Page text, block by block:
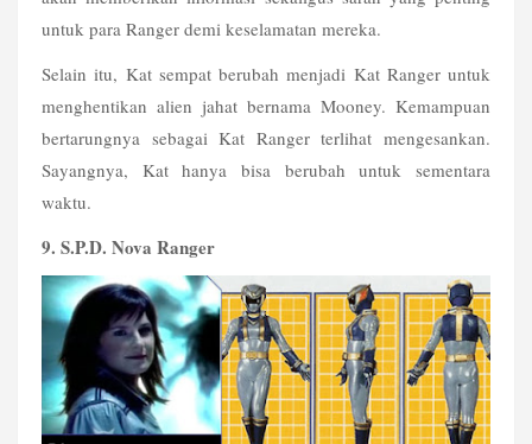
untuk para Ranger demi keselamatan mereka.
Selain itu, Kat sempat berubah menjadi Kat Ranger untuk
menghentikan alien jahat bernama Mooney. Kemampuan
bertarungnya sebagai Kat Ranger terlihat mengesankan.
Sayangnya, Kat hanya bisa berubah untuk sementara
waktu.
9. S.P.D. Nova Ranger